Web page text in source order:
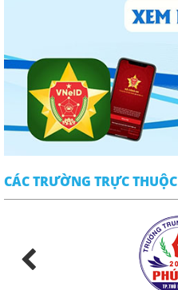
CÁC TRƯỜNG TRỰC THUỘC